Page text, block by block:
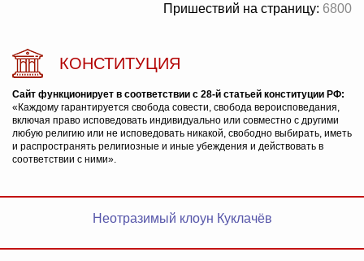
Пришествий на страницу: 6800
КОНСТИТУЦИЯ
Сайт функционирует в соответствии с 28-й статьей конституции РФ:
«Каждому гарантируется свобода совести, свобода вероисповедания,
включая право исповедовать индивидуально или совместно с другими
любую религию или не исповедовать никакой, свободно выбирать, иметь
и распространять религиозные и иные убеждения и действовать в
соответствии с ними».
Неотразимый клоун Куклачёв